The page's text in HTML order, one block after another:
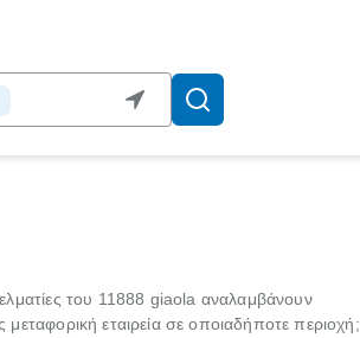
του 11888 giaola αναλαμβάνουν
εταιρεία σε οποιαδήποτε περιοχή;